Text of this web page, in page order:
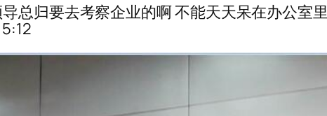
总归要去考察企业的啊 不能天天呆在办公室